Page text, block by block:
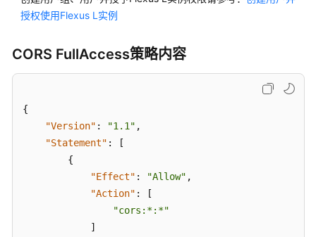
见
题
帮
授权使用Flexus L实例
CORS FullAccess策略内容
{
"Version" : "1.1" ,
"Statement" :
[
{
"Effect" : "Allow" ,
"Action" :
[
"cors:*:*"
]